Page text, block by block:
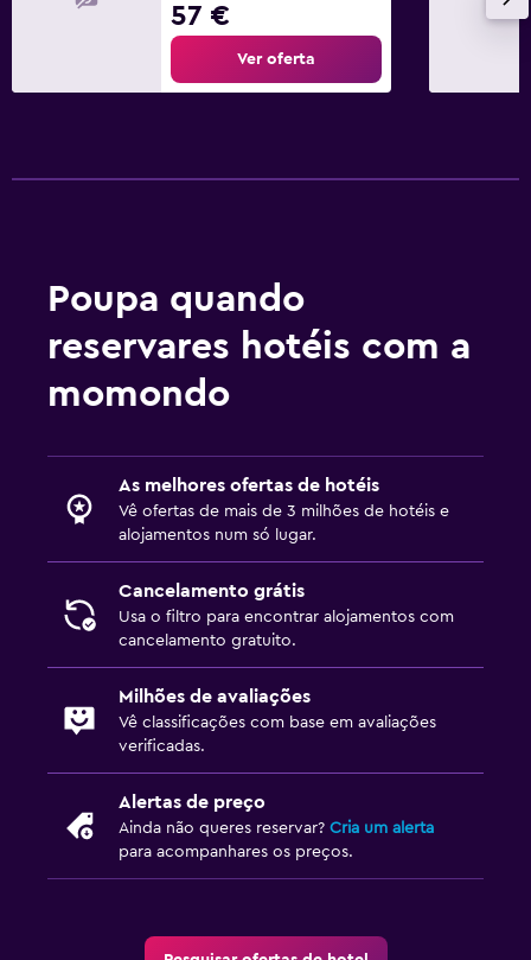
57 €
Ver oferta
Poupa quando
reservares hotéis com a
momondo
As melhores ofertas de hotéis
Vê ofertas de mais de 3 milhões de hotéis e
alojamentos num só lugar.
Cancelamento grátis
Usa o filtro para encontrar alojamentos com
cancelamento gratuito.
Milhões de avaliações
Vê classificações com base em avaliações
verificadas.
Alertas de preço
Ainda não queres reservar? Cria um alerta
para acompanhares os preços.